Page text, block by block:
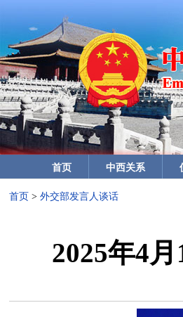
首页 中西关系
首页 > 外交部发言人谈话
2025年4